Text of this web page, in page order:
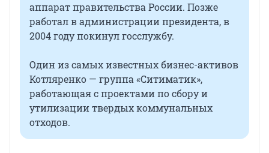
аппарат правительства России. Позже
работал в администрации президента, в
2004 году покинул госслужбу.
Один из самых известных бизнес-активов
Котляренко — группа «Ситиматик»,
работающая с проектами по сбору и
утилизации твердых коммунальных
отходов.